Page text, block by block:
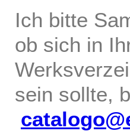
Ich bitte
ob sich in
sein sollte,